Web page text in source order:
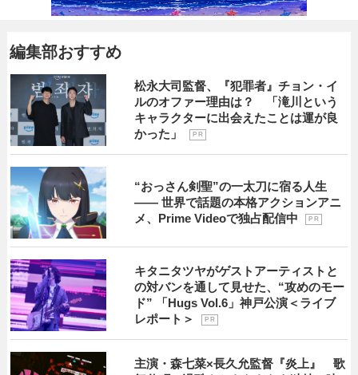
編集部おすすめ
松永大司監督、『犯罪者』チョン・イ
ルのオファー理由は？ 「滝川という
キャラクターに出会えたことは運が良
かった」
P R
“おっさん剣聖”の一太刀に宿る人生
―― 世界で話題の本格アクションアニ
メ、Prime Videoで独占配信中
P R
キタニタツヤがゲストアーティストと
の対バンを通して見せた、“攻めのモー
ド” 「Hugs Vol.6」神戸公演＜ライブ
レポート＞
P R
主演・森七菜×長久允監督『炎上』 歌